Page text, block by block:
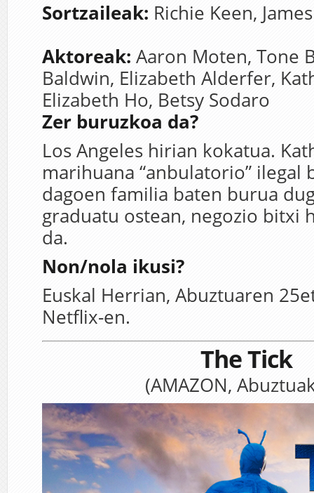
Sortzaileak: Richie Keen,
Aktoreak: Aaron Moten, Tone
Baldwin, Elizabeth Alderfer,
Elizabeth Ho, Betsy Sodaro
Zer buruzkoa da?
Los Angeles hirian kokatua.
marihuana “anbulatorio” ilegal
dagoen familia baten burua
graduatu ostean, negozio bitxi
da.
Non/nola ikusi?
Euskal Herrian, Abuztuaren
Netflix-en.
The Tick
(AMAZON,